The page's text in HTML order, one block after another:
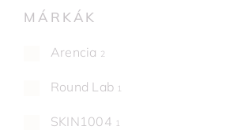
MÁRKÁK
Arencia 2
Round Lab 1
SKIN1004 1